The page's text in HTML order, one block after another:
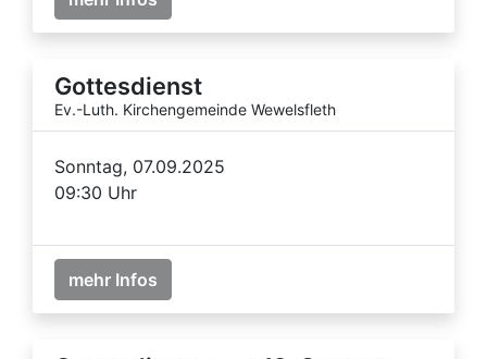
Gottesdienst
Ev.-Luth. Kirchengemeinde Wewelsfleth
Sonntag, 07.09.2025
09:30 Uhr
mehr Infos